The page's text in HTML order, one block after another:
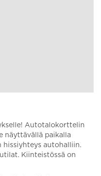
Autotalokorttelin
näyttävällä paikalla
hissiyhteys autohalliin.
Kiinteistössä on